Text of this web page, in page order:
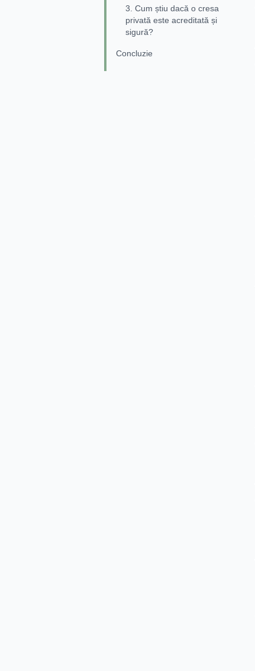
3. Cum știu dacă o cresa
privată este acreditată și
sigură?
Concluzie